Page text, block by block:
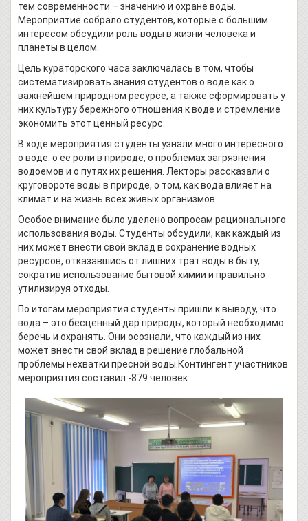
тем современности – значению и охране воды.
Мероприятие собрало студентов, которые с большим
интересом обсудили роль воды в жизни человека и
планеты в целом.
Цель кураторского часа заключалась в том, чтобы
систематизировать знания студентов о воде как о
важнейшем природном ресурсе, а также сформировать у
них культуру бережного отношения к воде и стремление
экономить этот ценный ресурс.
В ходе мероприятия студенты узнали много интересного
о воде: о ее роли в природе, о проблемах загрязнения
водоемов и о путях их решения. Лекторы рассказали о
круговороте воды в природе, о том, как вода влияет на
климат и на жизнь всех живых организмов.
Особое внимание было уделено вопросам рационального
использования воды. Студенты обсудили, как каждый из
них может внести свой вклад в сохранение водных
ресурсов, отказавшись от лишних трат воды в быту,
сократив использование бытовой химии и правильно
утилизируя отходы.
По итогам мероприятия студенты пришли к выводу, что
вода – это бесценный дар природы, который необходимо
беречь и охранять. Они осознали, что каждый из них
может внести свой вклад в решение глобальной
проблемы нехватки пресной воды.Контингент участников
мероприятия составил -879 человек